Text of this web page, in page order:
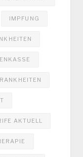
IMPFUNG
AKTUELL